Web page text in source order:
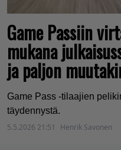
Game Passiin
mukana
ja paljon
Game Pass -tilaajien
täydennystä.
5.5.2026 21:51
Henrik Savonen